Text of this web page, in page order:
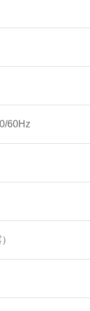
60Hz